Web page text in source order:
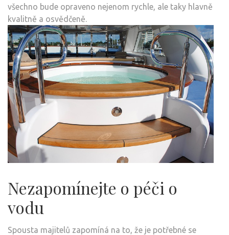
všechno bude opraveno nejenom rychle, ale taky hlavně
kvalitně a osvědčeně.
Nezapomínejte o péči o
vodu
Spousta majitelů zapomíná na to, že je potřebné se